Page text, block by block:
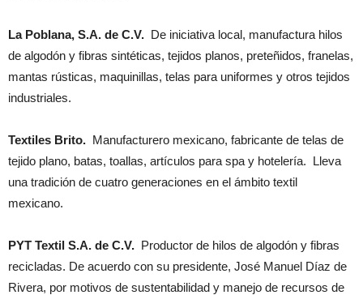
La Poblana, S.A. de C.V. De iniciativa local, manufactura hilos
de algodón y fibras sintéticas, tejidos planos, preteñidos, franelas,
mantas rústicas, maquinillas, telas para uniformes y otros tejidos
industriales.
Textiles Brito. Manufacturero mexicano, fabricante de telas de
tejido plano, batas, toallas, artículos para spa y hotelería. Lleva
una tradición de cuatro generaciones en el ámbito textil
mexicano.
PYT Textil S.A. de C.V. Productor de hilos de algodón y fibras
recicladas. De acuerdo con su presidente, José Manuel Díaz de
Rivera, por motivos de sustentabilidad y manejo de recursos de